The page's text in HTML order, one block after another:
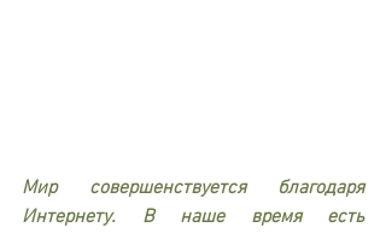
Мир совершенствуется благодаря
Интернету. В наше время есть